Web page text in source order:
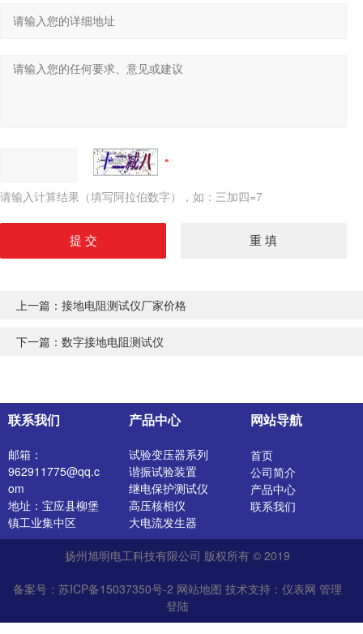
请输入计算结果（填写阿拉伯数字），如：三加四=7
上一篇： 接地电阻测试仪厂家价格
下一篇： 数字接地电阻测试仪
联系我们
邮箱：
962911775@qq.c
om
地址：宝应县柳堡
镇工业集中区
产品中心
试验变压器系列
谐振试验装置
继电保护测试仪
高压核相仪
大电流发生器
开关特性测试仪
高压发生器
介质损耗测试仪
直流电阻测试仪
绝缘油介电强度测
网站导航
首页
公司简介
产品中心
联系我们
扬州旭明电工科技有限公司 版权所有 © 2019
备案号：苏ICP备15037350号-2 网站地图 技术支持： 仪表网 管理
登陆